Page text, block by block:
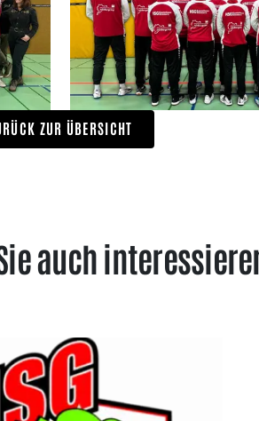
auch
ZUR ÜBERSICHT